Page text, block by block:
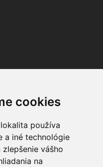
cookies
používa
a iné technológie
zlepšenie vášho
na